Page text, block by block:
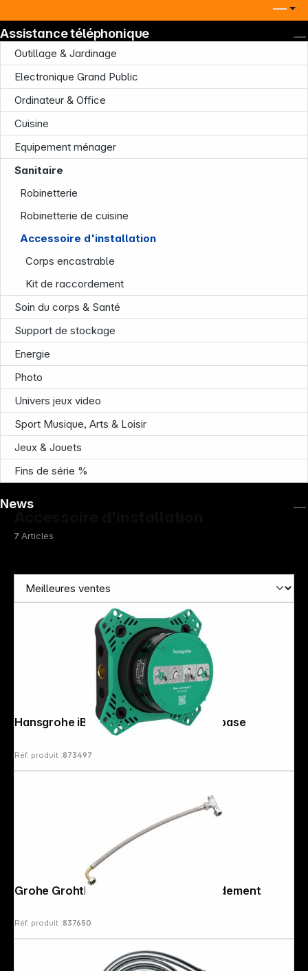
Outillage & Jardinage
Electronique Grand Public
Ordinateur & Office
Cuisine
Equipement ménager
Sanitaire
Robinetterie
Robinetterie de cuisine
Accessoire d'installation
Corps encastrable
Kit de raccordement
Soin du corps & Santé
Support de stockage
Energie
Photo
Univers jeux video
Sport Musique, Arts & Loisir
Jeux & Jouets
Fins de série %
7 Articles
Hansgrohe iBox Universel 2 Corps de base
Réf. produit :873497
Grohe Grohtherm Micro Kit de raccordement
Réf. produit :837650
Assistance téléphonique
Société
Infoterminal
News
Follow us on